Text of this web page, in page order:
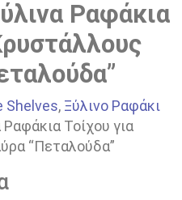
Ραφάκια
Shelves, Ξύλινο Ραφάκι
Τοίχου για
“Πεταλούδα”